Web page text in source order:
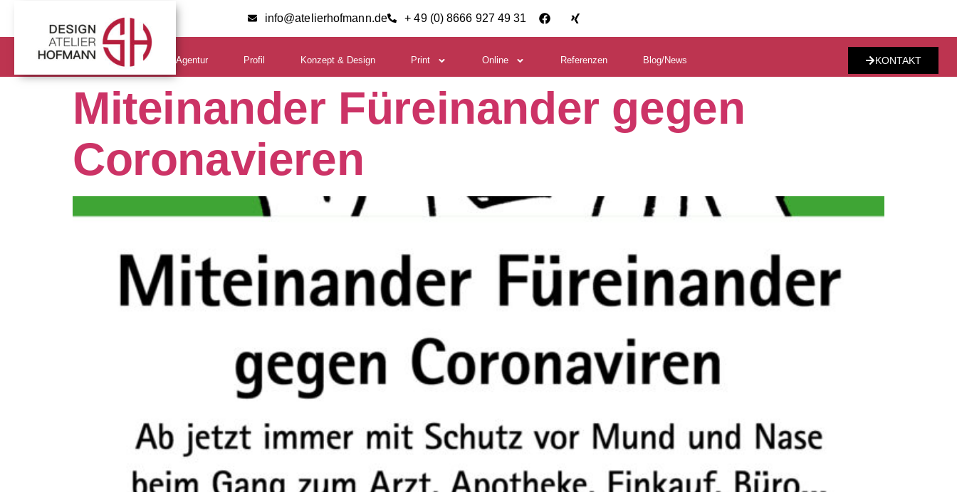
info@atelierhofmann.de + 49 (0) 8666 927 49 31
KONTAKT
Agentur Profil Konzept & Design Print Online Referenzen Blog/News
Miteinander Füreinander gegen
Coronavieren